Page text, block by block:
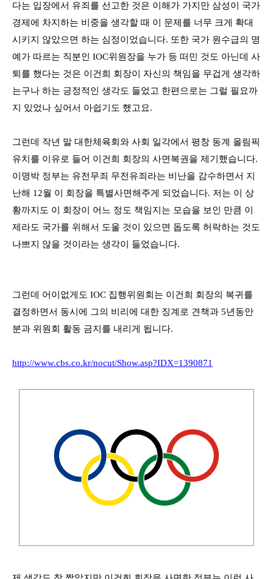
다는 입장에서 유죄를 선고한 것은 이해가 가지만 삼성이 국가
경제에 차지하는 비중을 생각할 때 이 문제를 너무 크게 확대
시키지 않았으면 하는 심정이었습니다. 또한 국가 원수급의 명
예가 따르는 직분인
IOC위원장을 누가 등 떠민 것도 아닌데 사
퇴를 했다는 것은 이건희 회장이 자신의 책임을 무겁게 생각하
는구나 하는 긍정적인 생각도 들었고 한편으로는 그럴 필요까
지 있었나 싶어서 아쉽기도 했고요.
그런데 작년 말 대한체육회와 사회 일각에서 평창 동계 올림픽
유치를 이유로 들어 이건희 회장의 사면복권을 제기했습니다.
이명박 정부는 유전무죄 무전유죄라는 비난을 감수하면서 지
난해 12월 이 회장을 특별사면해주게 되었습니다. 저는 이 상
황까지도 이 회장이 어느 정도 책임지는 모습을 보인 만큼 이
제라도 국가를 위해서 도울 것이 있으면 돕도록 허락하는 것도
나쁘지 않을 것이라는 생각이 들었습니다.
그런데 어이없게도 IOC 집행위원회는 이건희 회장의 복귀를
결정하면서 동시에 그의 비리에 대한 징계로 견책과 5년동안
분과 위원회 활동 금지를 내리게 됩니다.
http://www.cbs.co.kr/nocut/Show.asp?IDX=1390871